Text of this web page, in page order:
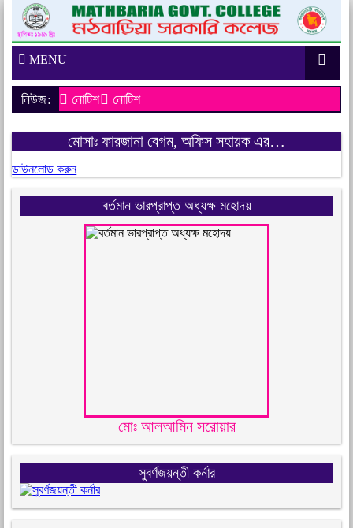
MENU
নিউজ: নোটিশ
নোটিশ
মোসাঃ ফারজানা বেগম, অফিস সহায়ক এর…
ডাউনলোড করুন
বর্তমান ভারপ্রাপ্ত অধ্যক্ষ মহোদয়
মোঃ আলআমিন সরোয়ার
সুবর্ণজয়ন্তী কর্নার